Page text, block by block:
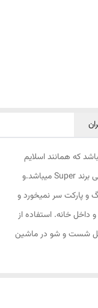
که همانند اسلایم
سبک و نرم و راحت است.اینکار جز مدل های ساحلی برند Super میباشد.و
و پارکت سر نمیخورد و
داخل خانه. استفاده از
شست و شو در ماشین